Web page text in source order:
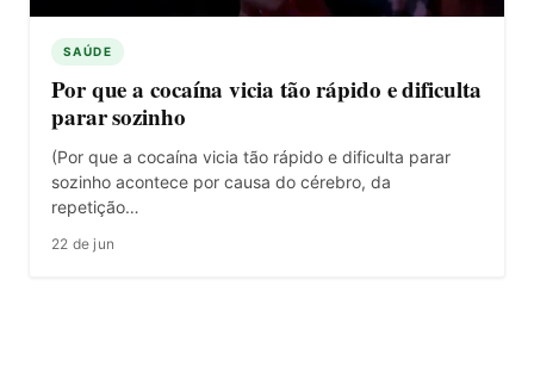
SAÚDE
Por que a cocaína vicia tão rápido e dificulta
parar sozinho
(Por que a cocaína vicia tão rápido e dificulta parar
sozinho acontece por causa do cérebro, da
repetição…
22 de jun